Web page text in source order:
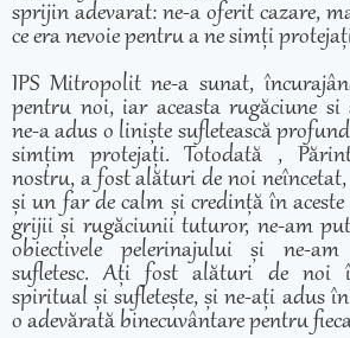
sprijin adevarat: ne-a oferit cazare,
ce era nevoie pentru a ne simți
IPS Mitropolit ne-a sunat,
pentru noi, iar aceasta rugăciune si
ne-a adus o liniște sufletească
simțim protejați. Totodată ,
nostru, a fost alături de noi
și un far de calm și credință în
grijii și rugăciunii tuturor, ne-am
obiectivele pelerinajului și ne-
sufletesc. Ați fost alături de noi
spiritual și sufletește, și ne-ați adus
o adevărată binecuvântare pentru